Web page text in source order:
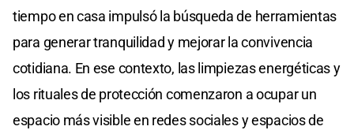
tiempo en casa impulsó la búsqueda de herramientas
para generar tranquilidad y mejorar la convivencia
cotidiana. En ese contexto, las limpiezas energéticas y
los rituales de protección comenzaron a ocupar un
espacio más visible en redes sociales y espacios de